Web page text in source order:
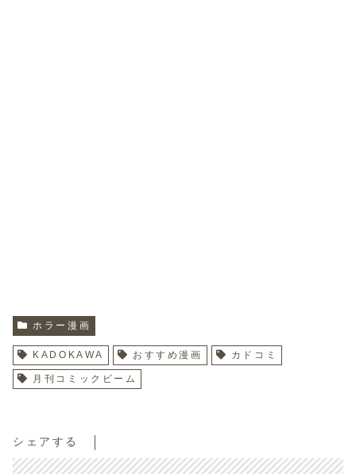
ホラー漫画
KADOKAWA おすすめ漫画 カドコミ
月刊コミックビーム
シェアする